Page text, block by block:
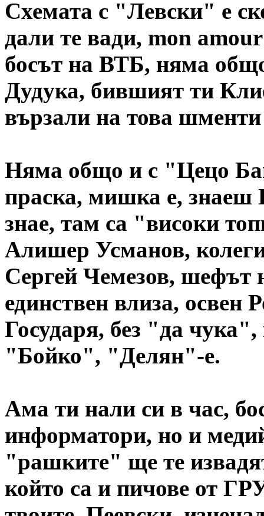
Схемата с "Левски" е
дали те вади, mon
босът на ВТБ, няма
Дудука, бившият ти
вързали на това
Няма общо и с "Цецо
праска, мишка е, знаеш
знае, там са "високи
Алишер Усманов,
Сергей Чемезов, шефът
единствен влиза,
Государя, без "да
"Бойко", "Делян"-е.
Ама ти нали си в час,
информатори, но и
"рашките" ще те
който са и пичове от